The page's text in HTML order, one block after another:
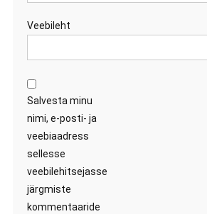
Veebileht
Salvesta minu
nimi, e-posti- ja
veebiaadress
sellesse
veebilehitsejasse
järgmiste
kommentaaride